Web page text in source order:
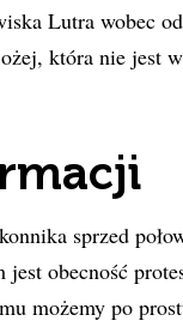
Lutra wobec
która nie
sprzed
obecność
możemy po